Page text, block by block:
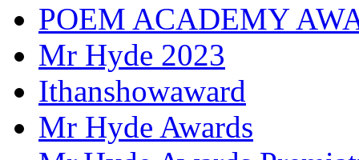
POEM ACADEMY
Mr Hyde 2023
Ithanshowaward
Mr Hyde Awards